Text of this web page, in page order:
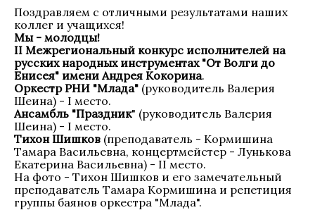
Поздравляем с отличными результатами наших
коллег и учащихся!
Мы - молодцы!
II Межрегиональный конкурс исполнителей на
русских народных инструментах "От Волги до
Енисея" имени Андрея Кокорина.
Оркестр РНИ "Млада" (руководитель Валерия
Шеина) - I место.
Ансамбль "Праздник" (руководитель Валерия
Шеина) - I место.
Тихон Шишков (преподаватель - Кормишина
Тамара Васильевна, концертмейстер - Лунькова
Екатерина Васильевна) - II место.
На фото - Тихон Шишков и его замечательный
преподаватель Тамара Кормишина и репетиция
группы баянов оркестра "Млада".